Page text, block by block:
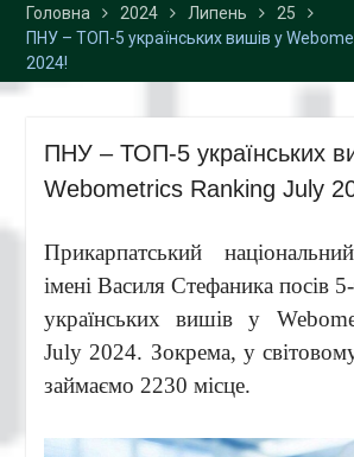
Головна 2024 Липень
25
ПНУ – ТОП-5 українських вишів у
2024!
ПНУ – ТОП-5 українських
Webometrics Ranking July
Прикарпатський
імені Василя Стефаника посів
українських вишів у
July 2024. Зокрема, у
займаємо 2230 місце.